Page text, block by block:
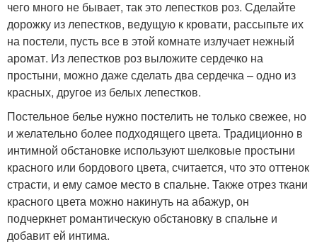
чего много не бывает, так это лепестков роз. Сделайте
дорожку из лепестков, ведущую к кровати, рассыпьте их
на постели, пусть все в этой комнате излучает нежный
аромат. Из лепестков роз выложите сердечко на
простыни, можно даже сделать два сердечка – одно из
красных, другое из белых лепестков.
Постельное белье нужно постелить не только свежее, но
и желательно более подходящего цвета. Традиционно в
интимной обстановке используют шелковые простыни
красного или бордового цвета, считается, что это оттенок
страсти, и ему самое место в спальне. Также отрез ткани
красного цвета можно накинуть на абажур, он
подчеркнет романтическую обстановку в спальне и
добавит ей интима.